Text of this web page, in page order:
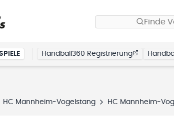
Finde
Handball360 Registrierung
HC Mannheim-Vogelstang HC Mannheim-